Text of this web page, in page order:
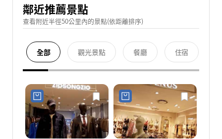
鄰近推薦景點
查看附近半徑50公里內的景點(依距離排序)
全部 觀光景點 餐廳 住宿